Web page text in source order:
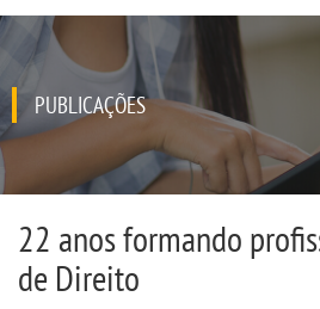
QUEM SOMOS
ESTÁGIOS
INFRAESTRUTURA
BIBLIOTECA
PUBLICAÇÕES
22 anos formando
de Direito